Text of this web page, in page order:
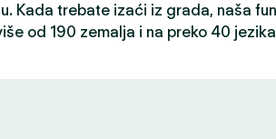
Kada trebate izaći iz grada, naša
od 190 zemalja i na preko 40